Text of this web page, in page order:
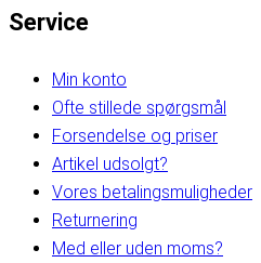
Service
Min konto
Ofte stillede spørgsmål
Forsendelse og priser
Artikel udsolgt?
Vores betalingsmuligheder
Returnering
Med eller uden moms?